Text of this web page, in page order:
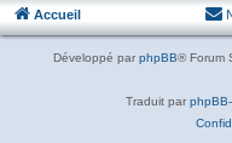
Accueil
Développé par phpBB® Forum
Traduit par